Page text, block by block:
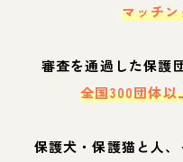
マッチ
審査を通過した保護
全国300団体以
保護犬・保護猫と人